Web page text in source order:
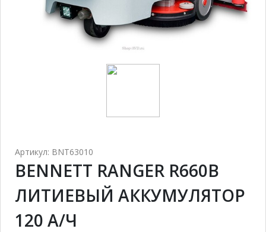
Артикул: BNT63010
BENNETT RANGER R660B
ЛИТИЕВЫЙ АККУМУЛЯТОР
120 А/Ч